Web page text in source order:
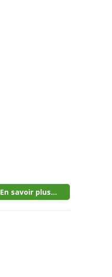
En savoir plus...